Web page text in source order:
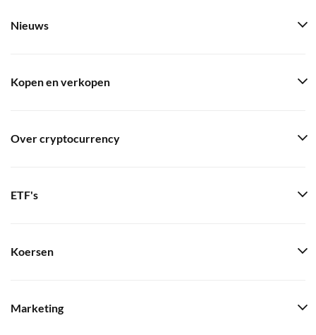
Nieuws
Kopen en verkopen
Over cryptocurrency
ETF's
Koersen
Marketing